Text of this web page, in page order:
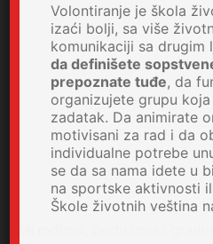
Volontiranje je škola
izaći bolji, sa više
komunikaciji sa drugim
da definišete
prepoznate tuđe, da
organizujete grupu
zadatak. Da animirate
motivisani za rad i da
individualne potrebe
se da sa nama idete u
na sportske aktivnosti
Škole životnih veština